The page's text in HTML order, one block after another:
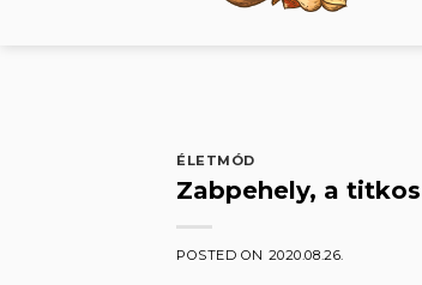
ÉLETMÓD
Zabpehely, a
POSTED ON 2020.08.26.